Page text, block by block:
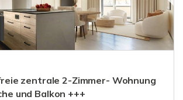
zentrale 2-Zimmer- Wohnung
und Balkon +++